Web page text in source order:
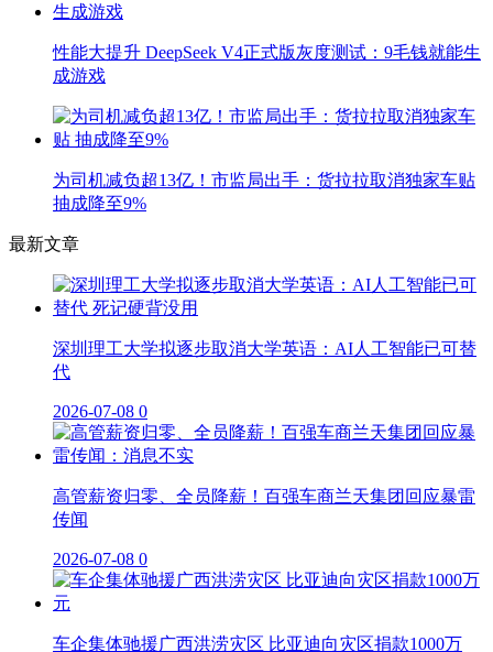
性能大提升 DeepSeek V4正式版灰度测试：9毛钱就能生
成游戏
为司机减负超13亿！市监局出手：货拉拉取消独家车贴
抽成降至9%
最新文章
深圳理工大学拟逐步取消大学英语：AI人工智能已可替
代
2026-07-08 0
高管薪资归零、全员降薪！百强车商兰天集团回应暴雷
传闻
2026-07-08 0
车企集体驰援广西洪涝灾区 比亚迪向灾区捐款1000万